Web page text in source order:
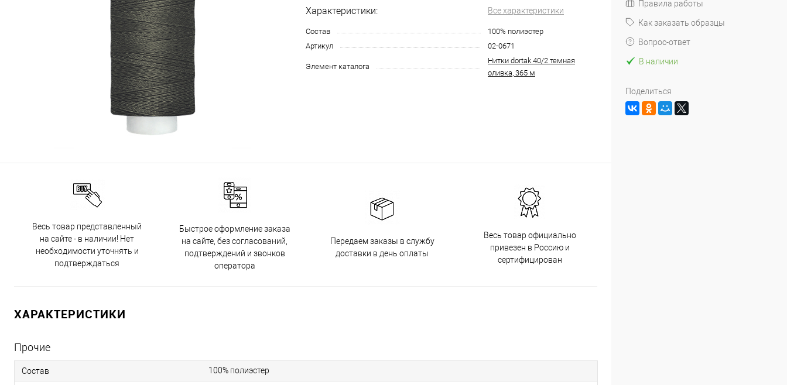
Характеристики: Все характеристики
Состав
100% полиэстер
Артикул
02-0671
Элемент каталога
Нитки dortak 40/2 темная
оливка, 365 м
Весь товар представленный
на сайте - в наличии! Нет
необходимости уточнять и
подтверждаться
Быстрое оформление заказа
на сайте, без согласований,
подтверждений и звонков
оператора
Передаем заказы в службу
доставки в день оплаты
Весь товар официально
привезен в Россию и
сертифицирован
ХАРАКТЕРИСТИКИ
Прочие
Состав 100% полиэстер
Правила работы
Как заказать образцы
Вопрос-ответ
В наличии
Поделиться